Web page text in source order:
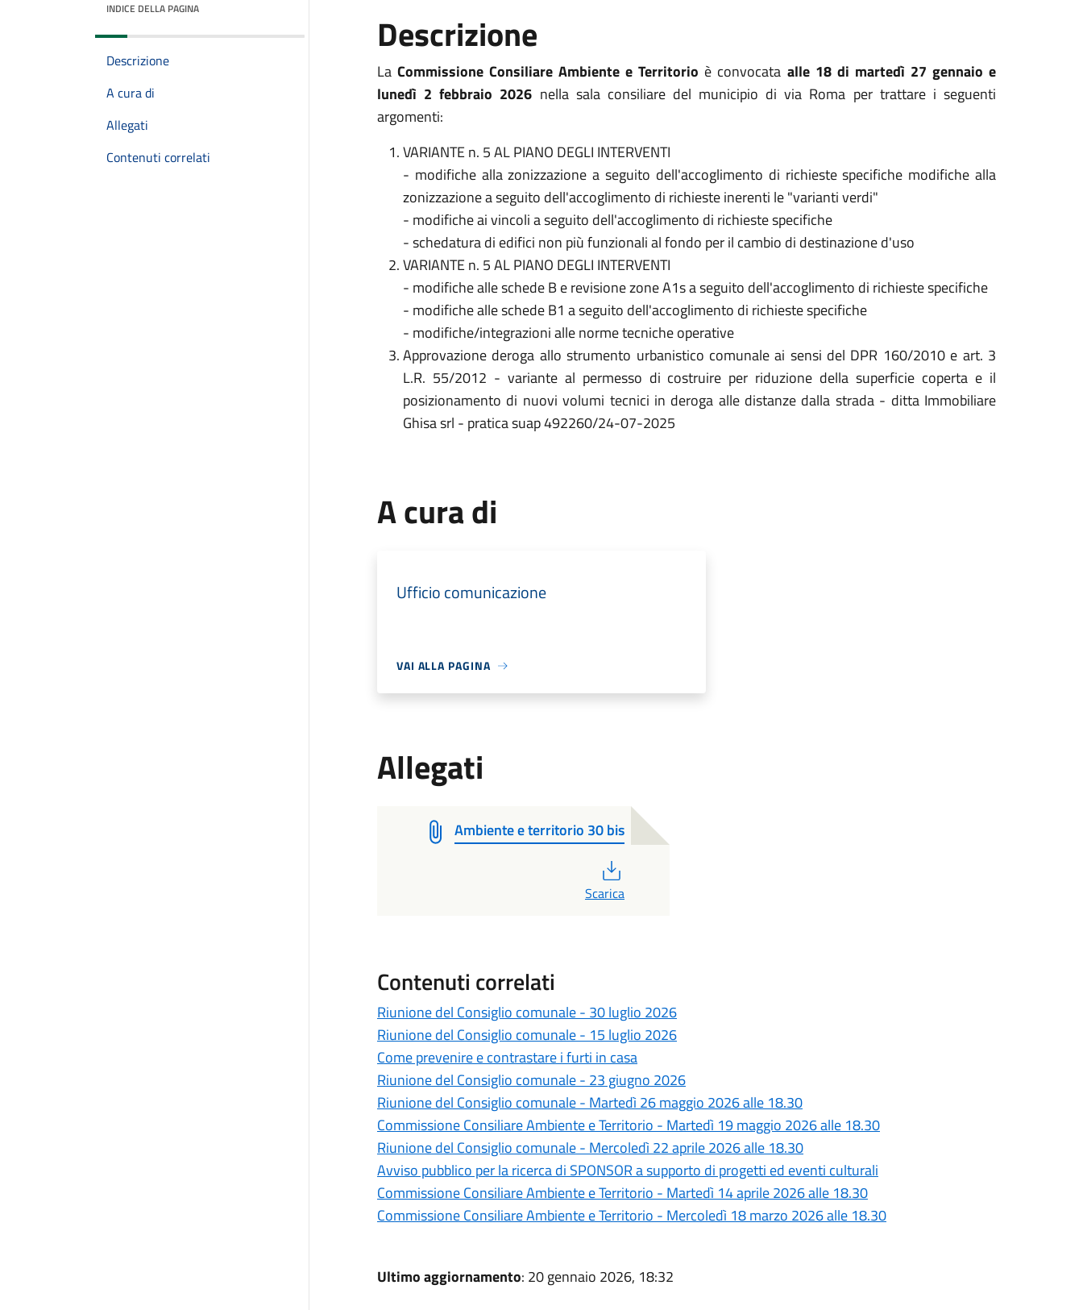
INDICE DELLA PAGINA
Descrizione
A cura di
Allegati
Contenuti correlati
Descrizione
LaCommissione Consiliare Ambiente e Territorio è convocata alle 18 di martedì 27 gennaio e
lunedì 2 febbraio 2026 nella sala consiliare del municipio di via Roma per trattare i seguenti
argomenti:
VARIANTE n. 5 AL PIANO DEGLI INTERVENTI
- modifiche alla zonizzazione a seguito dell'accoglimento di richieste specifiche modifiche alla
zonizzazione a seguito dell'accoglimento di richieste inerenti le "varianti verdi"
- modifiche ai vincoli a seguito dell'accoglimento di richieste specifiche
- schedatura di edifici non più funzionali al fondo per il cambio di destinazione d'uso
VARIANTE n. 5 AL PIANO DEGLI INTERVENTI
- modifiche alle schede B e revisione zone A1s a seguito dell'accoglimento di richieste specifiche
- modifiche alle schede B1 a seguito dell'accoglimento di richieste specifiche
- modifiche/integrazioni alle norme tecniche operative
Approvazione deroga allo strumento urbanistico comunale ai sensi del DPR 160/2010 e art. 3
L.R. 55/2012 - variante al permesso di costruire per riduzione della superficie coperta e il
posizionamento di nuovi volumi tecnici in deroga alle distanze dalla strada - ditta Immobiliare
Ghisa srl - pratica suap 492260/24-07-2025
A cura di
Ufficio comunicazione
VAI ALLA PAGINA
Allegati
Ambiente e territorio 30 bis
Scarica
Contenuti correlati
Riunione del Consiglio comunale - 30 luglio 2026
Riunione del Consiglio comunale - 15 luglio 2026
Come prevenire e contrastare i furti in casa
Riunione del Consiglio comunale - 23 giugno 2026
Riunione del Consiglio comunale - Martedì 26 maggio 2026 alle 18.30
Commissione Consiliare Ambiente e Territorio - Martedì 19 maggio 2026 alle 18.30
Riunione del Consiglio comunale - Mercoledì 22 aprile 2026 alle 18.30
Avviso pubblico per la ricerca di SPONSOR a supporto di progetti ed eventi culturali
Commissione Consiliare Ambiente e Territorio - Martedì 14 aprile 2026 alle 18.30
Commissione Consiliare Ambiente e Territorio - Mercoledì 18 marzo 2026 alle 18.30
Ultimo aggiornamento: 20 gennaio 2026, 18:32